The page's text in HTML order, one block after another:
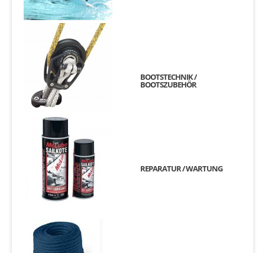
BOOTSTECHNIK /
BOOTSZUBEHÖR
REPARATUR / WARTUNG